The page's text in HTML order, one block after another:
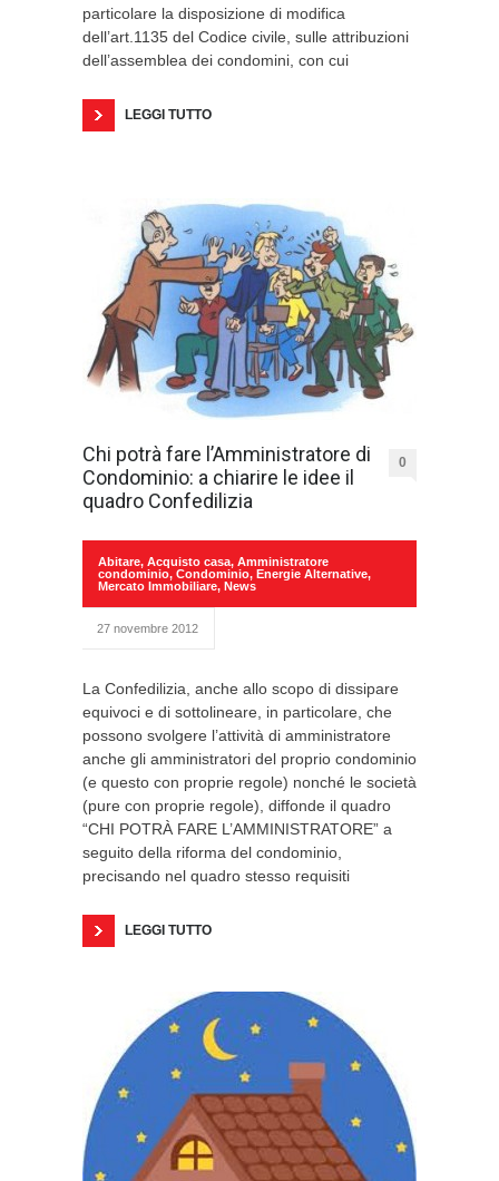
particolare la disposizione di modifica
dell’art.1135 del Codice civile, sulle attribuzioni
dell’assemblea dei condomini, con cui
LEGGI TUTTO
Chi potrà fare l’Amministratore di
Condominio: a chiarire le idee il
quadro Confedilizia
0
Abitare, Acquisto casa, Amministratore
condominio, Condominio, Energie Alternative,
Mercato Immobiliare, News
27 novembre 2012
La Confedilizia, anche allo scopo di dissipare
equivoci e di sottolineare, in particolare, che
possono svolgere l’attività di amministratore
anche gli amministratori del proprio condominio
(e questo con proprie regole) nonché le società
(pure con proprie regole), diffonde il quadro
“CHI POTRÀ FARE L’AMMINISTRATORE” a
seguito della riforma del condominio,
precisando nel quadro stesso requisiti
LEGGI TUTTO